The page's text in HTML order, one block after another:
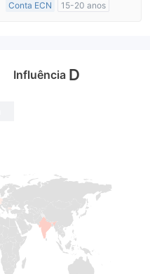
Conta ECN
15-20 anos
Influência D